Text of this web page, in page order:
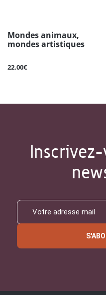
Mondes animaux,
mondes artistiques
22.00€